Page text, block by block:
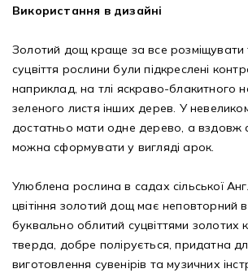
Використання в дизайні
Золотий дощ краще за все розміщувати
суцвіття рослини були підкреслені
наприклад, на тлі яскраво-блакитного
зеленого листя інших дерев. У
достатньо мати одне дерево, а вздовж
можна сформувати у вигляді арок.
Улюблена рослина в садах сільської
цвітіння золотий дощ має неповторний
буквально облитий суцвіттями золотих
тверда, добре полірується, придатна для
виготовлення сувенірів та музичних